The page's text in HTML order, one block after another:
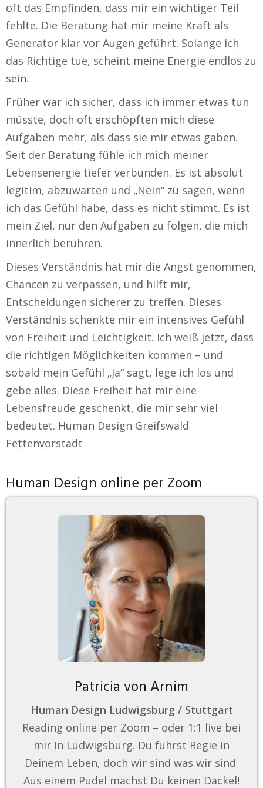
oft das Empfinden, dass mir ein wichtiger Teil
fehlte. Die Beratung hat mir meine Kraft als
Generator klar vor Augen geführt. Solange ich
das Richtige tue, scheint meine Energie endlos zu
sein.
Früher war ich sicher, dass ich immer etwas tun
müsste, doch oft erschöpften mich diese
Aufgaben mehr, als dass sie mir etwas gaben.
Seit der Beratung fühle ich mich meiner
Lebensenergie tiefer verbunden. Es ist absolut
legitim, abzuwarten und „Nein“ zu sagen, wenn
ich das Gefühl habe, dass es nicht stimmt. Es ist
mein Ziel, nur den Aufgaben zu folgen, die mich
innerlich berühren.
Dieses Verständnis hat mir die Angst genommen,
Chancen zu verpassen, und hilft mir,
Entscheidungen sicherer zu treffen. Dieses
Verständnis schenkte mir ein intensives Gefühl
von Freiheit und Leichtigkeit. Ich weiß jetzt, dass
die richtigen Möglichkeiten kommen – und
sobald mein Gefühl „Ja“ sagt, lege ich los und
gebe alles. Diese Freiheit hat mir eine
Lebensfreude geschenkt, die mir sehr viel
bedeutet. Human Design Greifswald
Fettenvorstadt
Human Design online per Zoom
Patricia von Arnim
Human Design Ludwigsburg / Stuttgart
Reading online per Zoom – oder 1:1 live bei
mir in Ludwigsburg. Du führst Regie in
Deinem Leben, doch wir sind was wir sind.
Aus einem Pudel machst Du keinen Dackel!